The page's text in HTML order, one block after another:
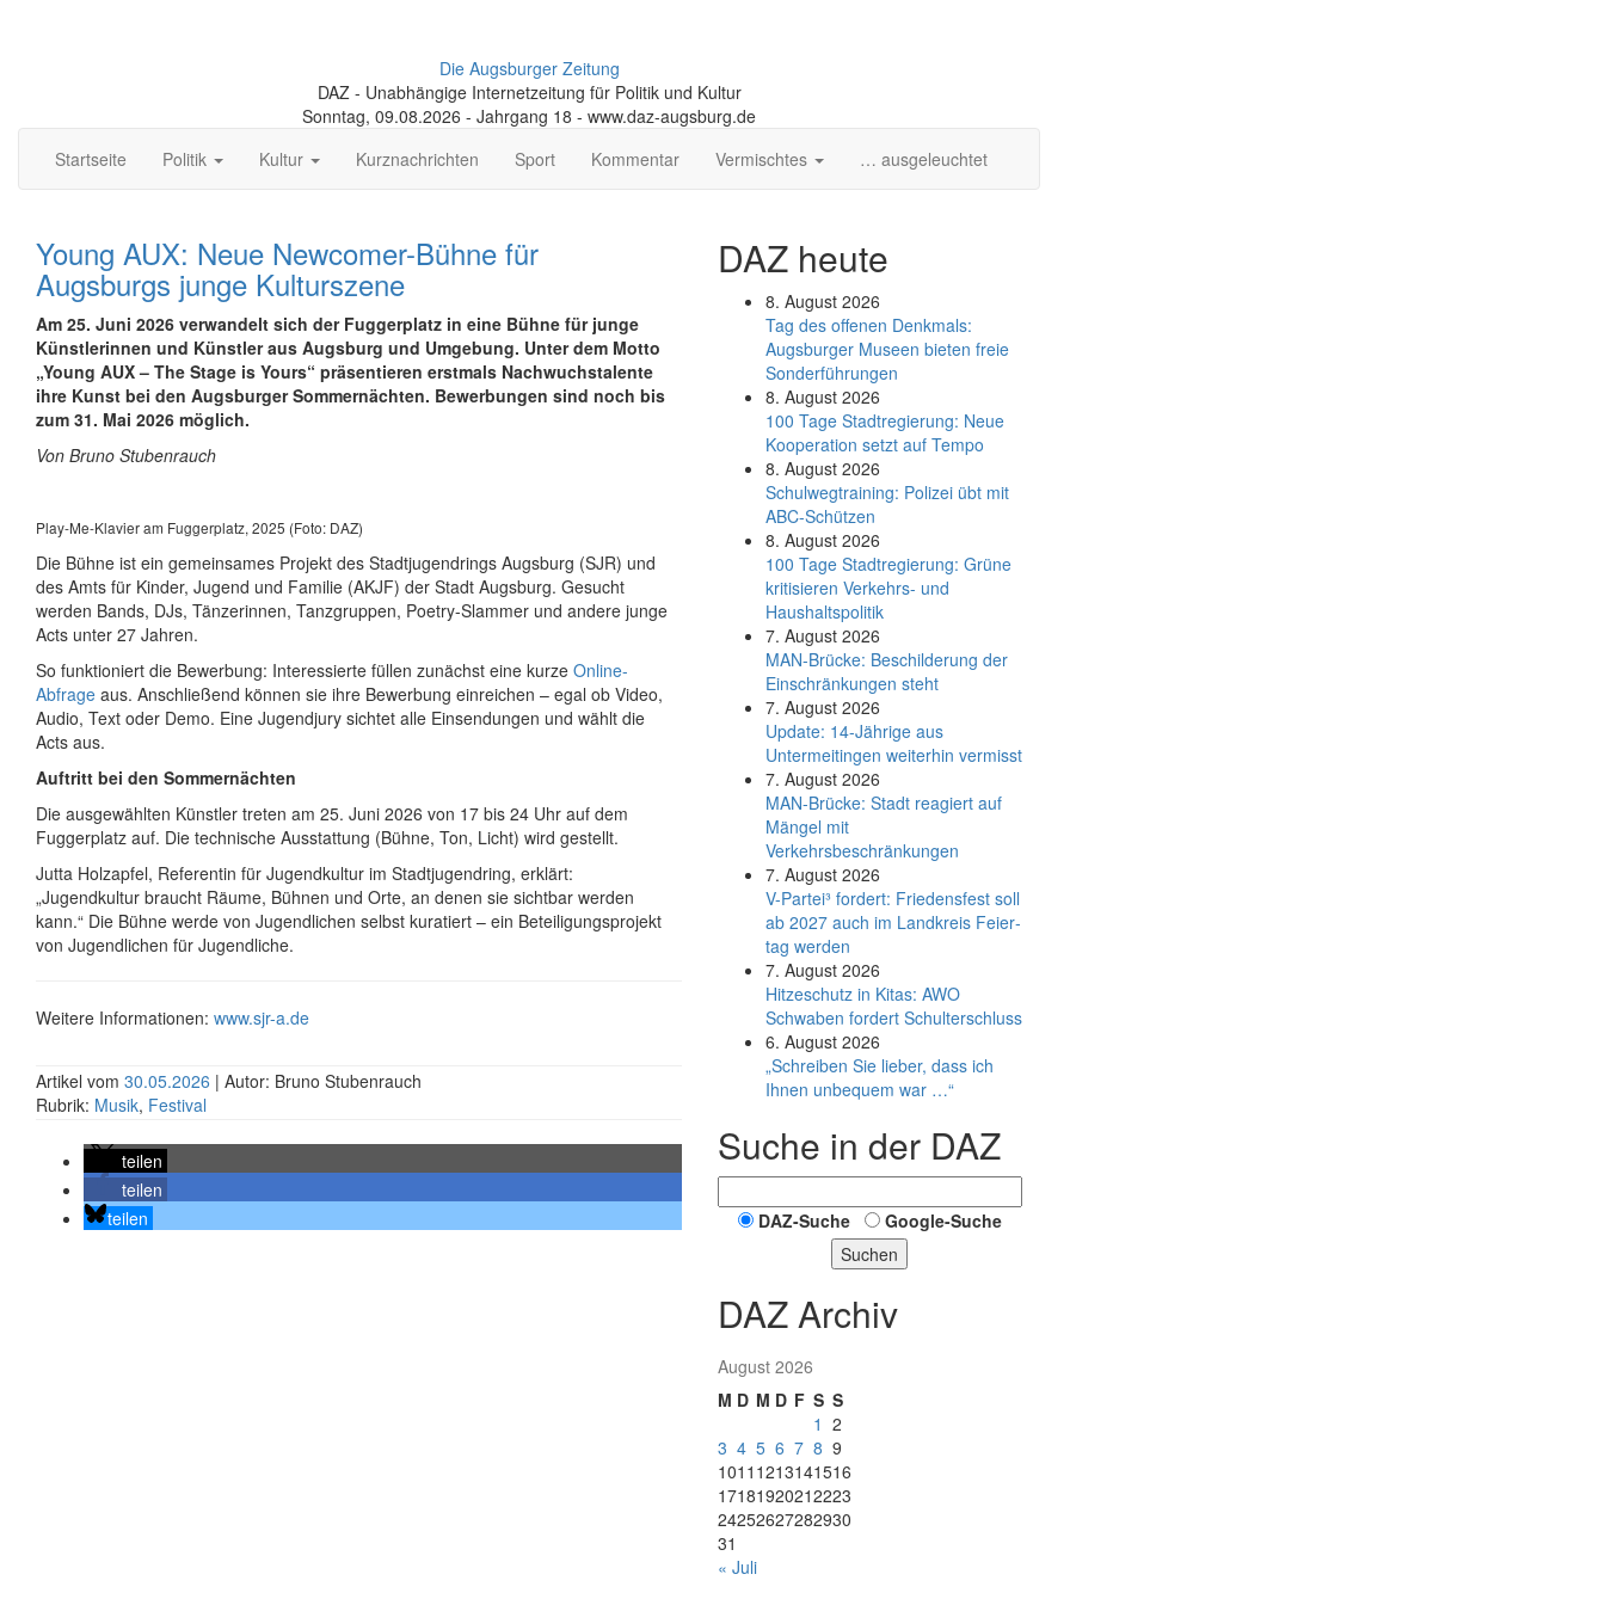
Die Augsburger Zeitung
DAZ - Unabhängige Internetzeitung für Politik und Kultur
Sonntag, 09.08.2026 - Jahrgang 18 - www.daz-augsburg.de
Startseite
Politik Kultur Kurznachrichten Sport Kommentar Vermischtes … ausgeleuchtet
Young AUX: Neue Newcomer-Bühne für
Augsburgs junge Kulturszene
Am 25. Juni 2026 verwandelt sich der Fuggerplatz in eine Bühne für junge
Künstlerinnen und Künstler aus Augsburg und Umgebung. Unter dem Motto
„Young AUX – The Stage is Yours“ präsentieren erstmals Nachwuchstalente
ihre Kunst bei den Augsburger Sommernächten. Bewerbungen sind noch bis
zum 31. Mai 2026 möglich.
Von Bruno Stubenrauch
Play-Me-Klavier am Fuggerplatz, 2025 (Foto: DAZ)
Die Bühne ist ein gemeinsames Projekt des Stadtjugendrings Augsburg (SJR) und
des Amts für Kinder, Jugend und Familie (AKJF) der Stadt Augsburg. Gesucht
werden Bands, DJs, Tänzerinnen, Tanzgruppen, Poetry-Slammer und andere junge
Acts unter 27 Jahren.
So funktioniert die Bewerbung: Interessierte füllen zunächst eine kurze Online-
Abfrage aus. Anschließend können sie ihre Bewerbung einreichen – egal ob Video,
Audio, Text oder Demo. Eine Jugendjury sichtet alle Einsendungen und wählt die
Acts aus.
Auftritt bei den Sommernächten
Die ausgewählten Künstler treten am 25. Juni 2026 von 17 bis 24 Uhr auf dem
Fuggerplatz auf. Die technische Ausstattung (Bühne, Ton, Licht) wird gestellt.
Jutta Holzapfel, Referentin für Jugendkultur im Stadtjugendring, erklärt:
„Jugendkultur braucht Räume, Bühnen und Orte, an denen sie sichtbar werden
kann.“ Die Bühne werde von Jugendlichen selbst kuratiert – ein Beteiligungsprojekt
von Jugendlichen für Jugendliche.
Weitere Informationen: www.sjr-a.de
Artikel vom 30.05.2026 | Autor: Bruno Stubenrauch
Rubrik: Musik, Festival
teilen
teilen
teilen
DAZ heute
8. August 2026
Tag des offenen Denkmals:
Augsburger Museen bieten freie
Sonderführungen
8. August 2026
100 Tage Stadtregierung: Neue
Kooperation setzt auf Tempo
8. August 2026
Schul­weg­trai­ning: Poli­zei übt mit
ABC-Schüt­zen
8. August 2026
100 Tage Stadtregierung: Grüne
kritisieren Verkehrs- und
Haushaltspolitik
7. August 2026
MAN-Brücke: Beschilderung der
Einschränkungen steht
7. August 2026
Update: 14-Jährige aus
Untermeitingen weiterhin vermisst
7. August 2026
MAN-Brücke: Stadt reagiert auf
Mängel mit
Verkehrsbeschränkungen
7. August 2026
V-Partei­³ fordert: Friedens­fest soll
ab 2027 auch im Land­kreis Feier­
tag werden
7. August 2026
Hitzeschutz in Kitas: AWO
Schwaben fordert Schulterschluss
6. August 2026
„Schreiben Sie lieber, dass ich
Ihnen unbequem war …“
Suche in der DAZ
DAZ-Suche
Google-Suche
Suchen
DAZ Archiv
August 2026
M D M D F S S
1 2
3 4 5 6 7 8 9
1011 1213141516
17181920212223
24252627282930
31
« Juli